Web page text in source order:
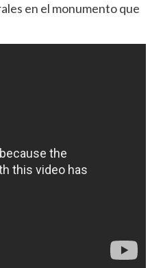
en el monumento que